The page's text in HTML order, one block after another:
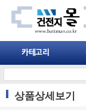
상품상세보기